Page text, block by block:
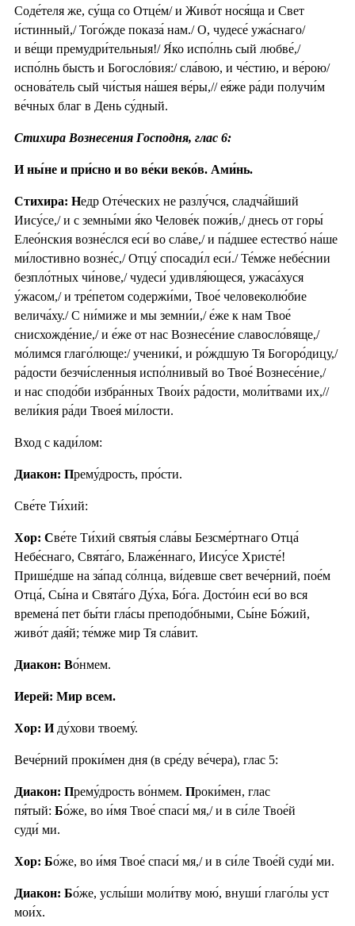
Соде́теля же, су́ща со Отце́м/ и Живо́т нося́ща и Свет
и́стинный,/ Того́жде показа́ нам./ О, чудесе́ ужа́снаго/
и ве́щи премудри́тельныя!/ Я́ко испо́лнь сый любве́,/
испо́лнь бысть и Богосло́вия:/ сла́вою, и че́стию, и ве́рою/
основа́тель сый чи́стыя на́шея ве́ры,// ея́же ра́ди получи́м
ве́чных благ в День су́дный.
Стихира Вознесения Господня, глас 6:
И ны́не и при́сно и во ве́ки веко́в. Ами́нь.
Стихира: Недр Оте́ческих не разлу́чся, сладча́йший
Иису́се,/ и с земны́ми я́ко Челове́к пожи́в,/ днесь от горы́
Елео́нския возне́слся еси́ во сла́ве,/ и па́дшее естество́ на́ше
ми́лостивно возне́с,/ Отцу́ спосади́л еси́./ Те́мже небе́снии
безпло́тных чи́нове,/ чудеси́ удивля́ющеся, ужаса́хуся
у́жасом,/ и тре́петом содержи́ми, Твое́ человеколю́бие
велича́ху./ С ни́миже и мы земни́и,/ е́же к нам Твое́
снисхожде́ние,/ и е́же от нас Вознесе́ние славосло́вяще,/
мо́лимся глаго́люще:/ ученики́, и ро́ждшую Тя Богоро́дицу,/
ра́дости безчи́сленныя испо́лнивый во Твое́ Вознесе́ние,/
и нас сподо́би избра́нных Твои́х ра́дости, моли́твами их,//
вели́кия ра́ди Твоея́ ми́лости.
Вход с кади́лом:
Диакон: Прему́дрость, про́сти.
Све́те Ти́хий:
Хор: Све́те Ти́хий святы́я сла́вы Безсме́ртнаго Отца́
Небе́снаго, Свята́го, Блаже́ннаго, Иису́се Христе́!
Прише́дше на за́пад со́лнца, ви́девше свет вече́рний, пое́м
Отца́, Сы́на и Свята́го Ду́ха, Бо́га. Досто́ин еси́ во вся
времена́ пет бы́ти гла́сы преподо́бными, Сы́не Бо́жий,
живо́т дая́й; те́мже мир Тя сла́вит.
Диакон: Во́нмем.
Иерей: Мир всем.
Хор: Иду́хови твоему́.
Вече́рний проки́мен дня (в сре́ду ве́чера), глас 5:
Диакон: Прему́дрость во́нмем. Проки́мен, глас
пя́тый: Бо́же, во и́мя Твое́ спаси́ мя,/ и в си́ле Твое́й
суди́ ми.
Хор: Бо́же, во и́мя Твое́ спаси́ мя,/ и в си́ле Твое́й суди́ ми.
Диакон: Бо́же, услы́ши моли́тву мою́, внуши́ глаго́лы уст
мои́х.